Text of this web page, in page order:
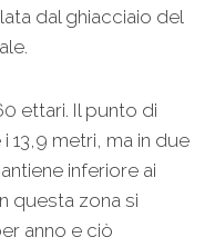
dal ghiacciaio del
ettari. Il punto di
13,9 metri, ma in due
inferiore ai
questa zona si
anno e ciò